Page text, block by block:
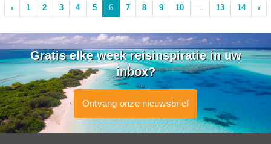
‹ 1 2 3 4 5 6 7 8 9 10 ... 13 14 ›
Gratis elke week reisinspiratie in uw
inbox?
Ontvang onze nieuwsbrief